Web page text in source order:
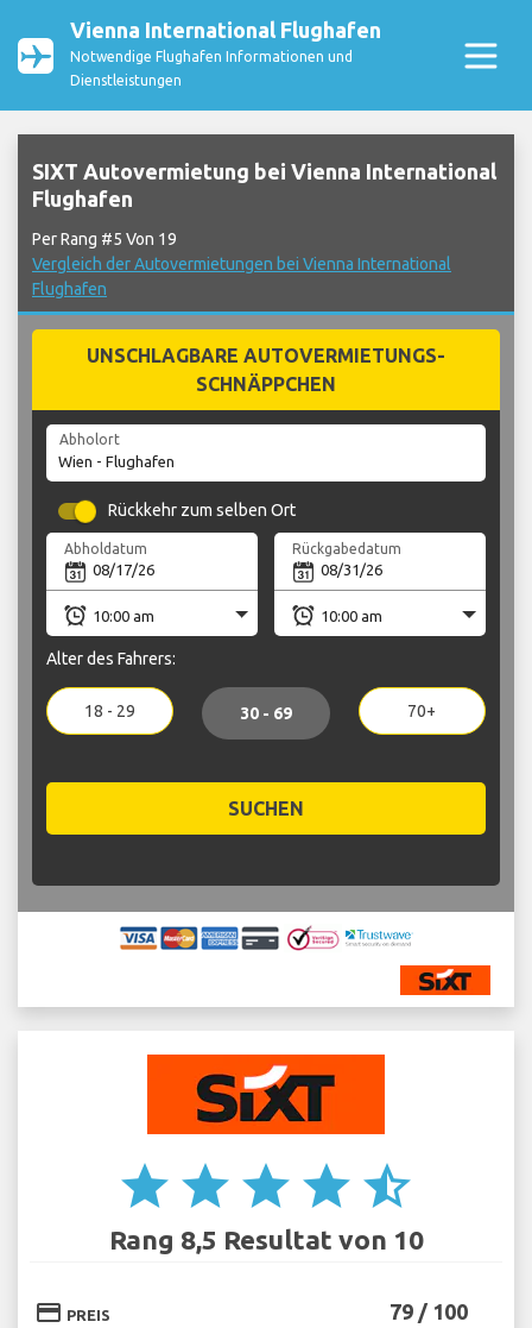
Vienna International Flughafen
Notwendige Flughafen Informationen und
Dienstleistungen
SIXT Autovermietung bei Vienna International
Flughafen
Per Rang #5 Von 19
Vergleich der Autovermietungen bei Vienna International
Flughafen
UNSCHLAGBARE AUTOVERMIETUNGS-
SCHNÄPPCHEN
Abholort
Rückkehr zum selben Ort
Abholdatum Rückgabedatum
Alter des Fahrers:
18 - 29 30 - 69 70+
SUCHEN
star star star star star_half
Rang 8,5 Resultat von 10
credit_card PREIS 79 / 100